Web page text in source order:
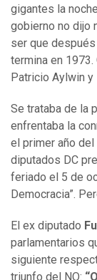
gigantes la
gobierno no dijo
ser que
termina en
Patricio Aylwin y
Se trataba de la
enfrentaba la
el primer año
diputados DC
feriado el 5 de
Democracia”.
El ex diputado
parlamentarios
siguiente
triunfo del NO: